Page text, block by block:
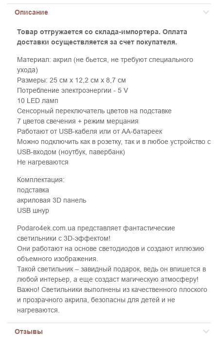
Описание
Товар отгружается со склада-импортера. Оплата
доставки осуществляется за счет покупателя.
Материал: акрил (не бьется, не требуют специального
ухода)
Размеры: 25 см х 12,2 см х 8,7 см
Потребление электроэнергии - 5 V
10 LED ламп
Сенсорный переключатель цветов на подставке
7 цветов свечения + режим мерцания
Работают от USB-кабеля или от АА-батареек
Можно подключить как в розетку, так и в любое устройство с
USB-входом (ноутбук, павербанк)
Не нагреваются
Комплектация:
подставка
акриловая 3D панель
USB шнур
Podaro4ek.com.ua представляет фантастические
светильники с 3D-эффектом!
Они работают на основе светодиодов и создают иллюзию
объемного изображения.
Такой светильник – завидный подарок, ведь он впишется в
любой интерьер, а еще создаст магическую атмосферу!
Важно! Светильники выполнены из качественного плоского
и прозрачного акрила, безопасны для детей и не
нагреваются.
Отзывы